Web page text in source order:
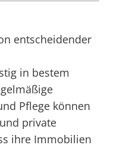
entscheidender
in bestem
Pflege können
private
ihre Immobilien